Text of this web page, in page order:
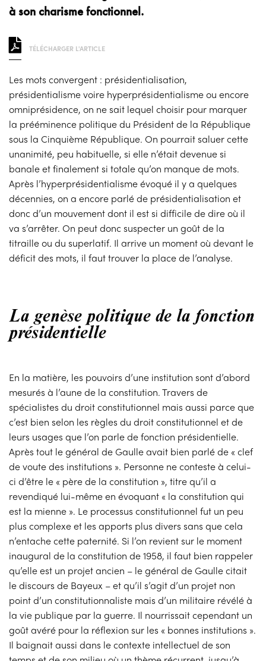
à son charisme fonctionnel.
TÉLÉCHARGER L'ARTICLE
Les mots convergent : présidentialisation,
présidentialisme voire hyperprésidentialisme ou encore
omniprésidence, on ne sait lequel choisir pour marquer
la prééminence politique du Président de la République
sous la Cinquième République. On pourrait saluer cette
unanimité, peu habituelle, si elle n’était devenue si
banale et finalement si totale qu’on manque de mots.
Après l’hyperprésidentialisme évoqué il y a quelques
décennies, on a encore parlé de présidentialisation et
donc d’un mouvement dont il est si difficile de dire où il
va s’arrêter. On peut donc suspecter un goût de la
titraille ou du superlatif. Il arrive un moment où devant le
déficit des mots, il faut trouver la place de l’analyse.
La genèse politique de la fonction
présidentielle
En la matière, les pouvoirs d’une institution sont d’abord
mesurés à l’aune de la constitution. Travers de
spécialistes du droit constitutionnel mais aussi parce que
c’est bien selon les règles du droit constitutionnel et de
leurs usages que l’on parle de fonction présidentielle.
Après tout le général de Gaulle avait bien parlé de « clef
de voute des institutions ». Personne ne conteste à celui-
ci d’être le « père de la constitution », titre qu’il a
revendiqué lui-même en évoquant « la constitution qui
est la mienne ». Le processus constitutionnel fut un peu
plus complexe et les apports plus divers sans que cela
n’entache cette paternité. Si l’on revient sur le moment
inaugural de la constitution de 1958, il faut bien rappeler
qu’elle est un projet ancien – le général de Gaulle citait
le discours de Bayeux – et qu’il s’agit d’un projet non
point d’un constitutionnaliste mais d’un militaire révélé à
la vie publique par la guerre. Il nourrissait cependant un
goût avéré pour la réflexion sur les « bonnes institutions ».
Il baignait aussi dans le contexte intellectuel de son